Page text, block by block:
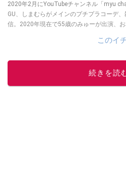
2020年2月にYouTubeチャンネル「myu
GU、しまむらがメインのプチプラコーデ
信。2020年現在で55歳のみゅーが出演、お
このイ
続きを読